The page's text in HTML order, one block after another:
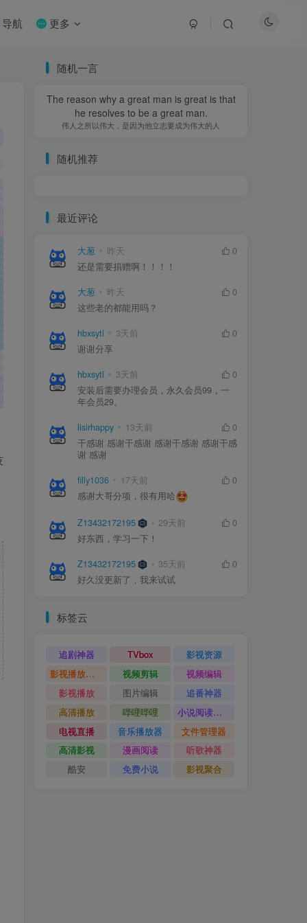
导航 更多
随机一言
The reason why a great man is great is that
he resolves to be a great man.
伟人之所以伟大，是因为他立志要成为伟大的人
随机推荐
最近评论
大葱 昨天
0
还是需要捐赠啊！！！！
大葱 昨天
0
这些老的都能用吗？
hbxsytl 3天前
0
谢谢分享
hbxsytl 3天前
0
安装后需要办理会员，永久会员99，一
年会员29。
lisirhappy 13天前
0
干感谢 感谢干感谢 感谢干感谢 感谢干感
谢 感谢
filly1036 17天前
0
感谢大哥分项，很有用哈
Z13432172195 29天前
0
好东西，学习一下！
Z13432172195 35天前
0
好久没更新了，我来试试
标签云
追剧神器 TVbox
影视资源
影视播放神器
视频剪辑
视频编辑
影视播放
图片编辑
追番神器
高清播放
哔哩哔哩
小说阅读神器
电视直播
音乐播放器
文件管理器
高清影视
漫画阅读
听歌神器
酷安
免费小说 影视聚合